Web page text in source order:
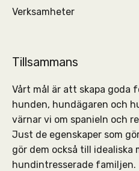
Verksamheter
Tillsammans
Vårt mål är att skapa
hunden, hundägaren och
värnar vi om spanieln och
Just de egenskaper som
gör dem också till idealiska
hundintresserade familjen.